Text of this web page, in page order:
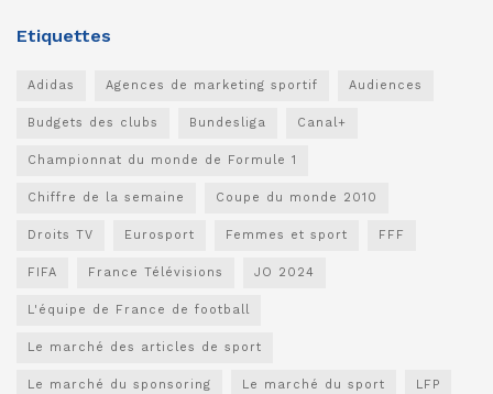
Etiquettes
Adidas Agences de marketing sportif Audiences
Budgets des clubs Bundesliga Canal+
Championnat du monde de Formule 1
Chiffre de la semaine Coupe du monde 2010
Droits TV Eurosport Femmes et sport FFF
FIFA France Télévisions JO 2024
L'équipe de France de football
Le marché des articles de sport
Le marché du sponsoring Le marché du sport LFP